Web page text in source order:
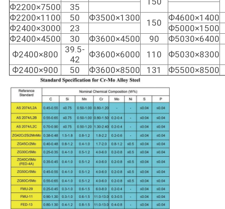
Ф2200×7500
35
Ф2200×1100
50 Ф3500×1300 150
Ф4600×1400
Ф2400×3000
23
Ф5000×1500
Ф2400×4500
30 Ф3600×4500 90
Ф5030×6400
Ф2400×800
39.5-
42
Ф3600×6000 110
Ф5030×8300
Ф2400×900
50 Ф3600×8500 131 Ф5500×8500